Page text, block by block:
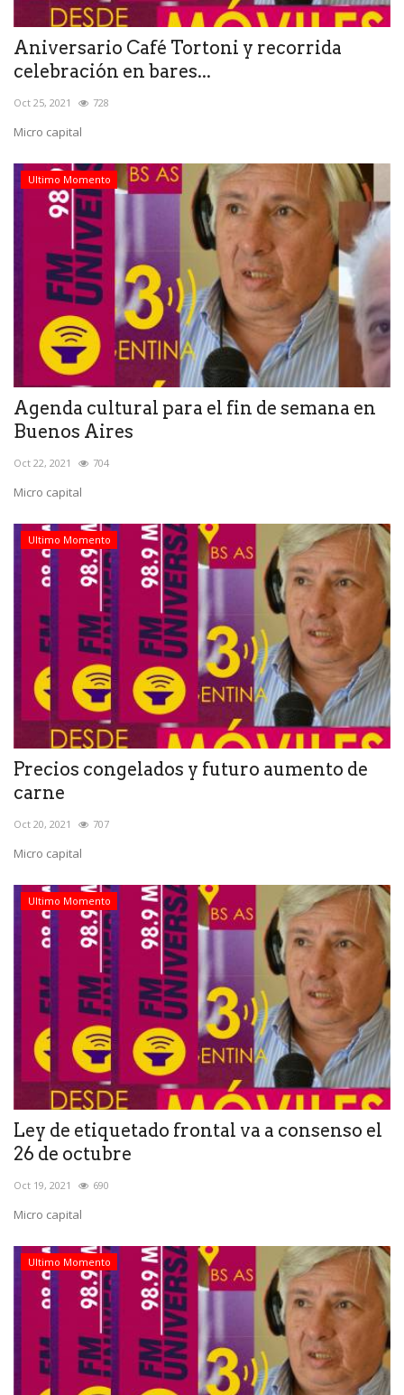
Aniversario Café Tortoni y recorrida
celebración en bares...
Oct 25, 2021 728
Micro capital
Ultimo Momento
Agenda cultural para el fin de semana en
Buenos Aires
Oct 22, 2021 704
Micro capital
Ultimo Momento
Precios congelados y futuro aumento de
carne
Oct 20, 2021 707
Micro capital
Ultimo Momento
Ley de etiquetado frontal va a consenso el
26 de octubre
Oct 19, 2021 690
Micro capital
Ultimo Momento